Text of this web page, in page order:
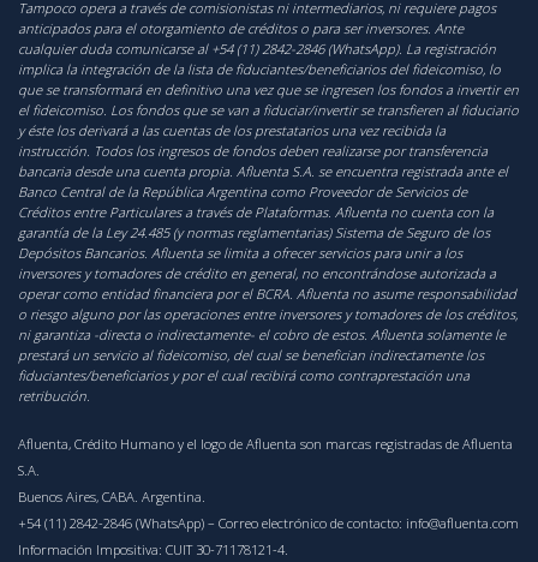
Tampoco opera a través de comisionistas ni intermediarios, ni requiere pagos
anticipados para el otorgamiento de créditos o para ser inversores. Ante
cualquier duda comunicarse al +54 (11) 2842-2846 (WhatsApp). La registración
implica la integración de la lista de fiduciantes/beneficiarios del fideicomiso, lo
que se transformará en definitivo una vez que se ingresen los fondos a invertir en
el fideicomiso. Los fondos que se van a fiduciar/invertir se transfieren al fiduciario
y éste los derivará a las cuentas de los prestatarios una vez recibida la
instrucción. Todos los ingresos de fondos deben realizarse por transferencia
bancaria desde una cuenta propia. Afluenta S.A. se encuentra registrada ante el
Banco Central de la República Argentina como Proveedor de Servicios de
Créditos entre Particulares a través de Plataformas. Afluenta no cuenta con la
garantía de la Ley 24.485 (y normas reglamentarias) Sistema de Seguro de los
Depósitos Bancarios. Afluenta se limita a ofrecer servicios para unir a los
inversores y tomadores de crédito en general, no encontrándose autorizada a
operar como entidad financiera por el BCRA. Afluenta no asume responsabilidad
o riesgo alguno por las operaciones entre inversores y tomadores de los créditos,
ni garantiza -directa o indirectamente- el cobro de estos. Afluenta solamente le
prestará un servicio al fideicomiso, del cual se benefician indirectamente los
fiduciantes/beneficiarios y por el cual recibirá como contraprestación una
retribución.
Afluenta, Crédito Humano y el logo de Afluenta son marcas registradas de Afluenta
S.A.
Buenos Aires, CABA. Argentina.
+54 (11) 2842-2846 (WhatsApp) – Correo electrónico de contacto: info@afluenta.com
Información Impositiva: CUIT 30-71178121-4.